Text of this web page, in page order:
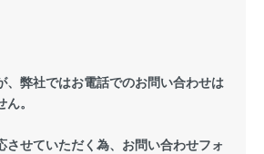
、弊社ではお電話でのお問い合わせは
。
させていただく為、お問い合わせフォ